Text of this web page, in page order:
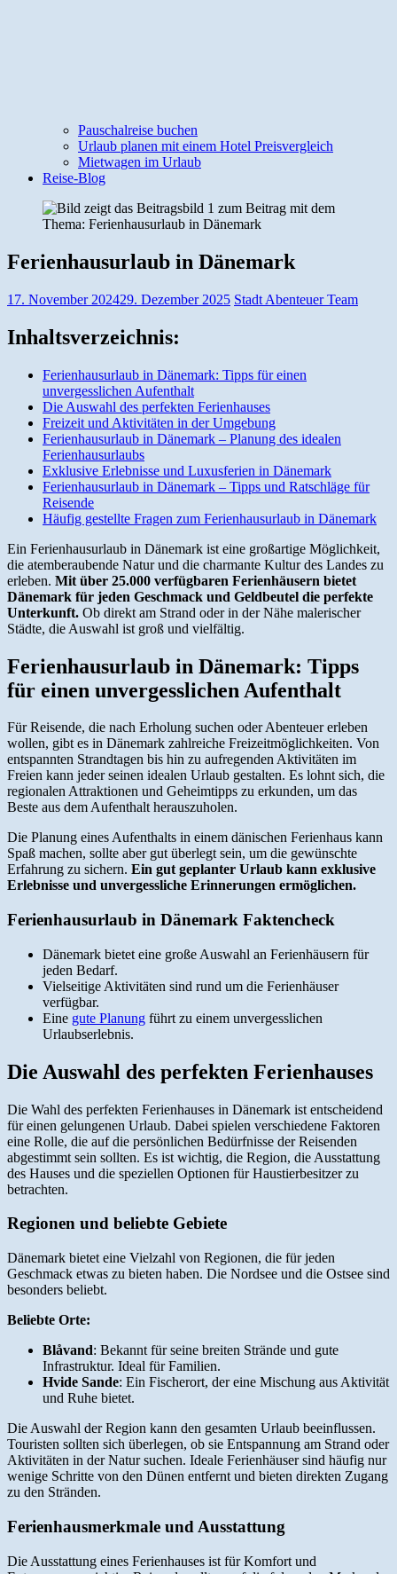
Pauschalreise buchen
Urlaub planen mit einem Hotel Preisvergleich
Mietwagen im Urlaub
Reise-Blog
Ferienhausurlaub in Dänemark
17. November 202429. Dezember 2025 Stadt Abenteuer Team
Inhaltsverzeichnis:
Ferienhausurlaub in Dänemark: Tipps für einen
unvergesslichen Aufenthalt
Die Auswahl des perfekten Ferienhauses
Freizeit und Aktivitäten in der Umgebung
Ferienhausurlaub in Dänemark – Planung des idealen
Ferienhausurlaubs
Exklusive Erlebnisse und Luxusferien in Dänemark
Ferienhausurlaub in Dänemark – Tipps und Ratschläge für
Reisende
Häufig gestellte Fragen zum Ferienhausurlaub in Dänemark
Ein Ferienhausurlaub in Dänemark ist eine großartige Möglichkeit,
die atemberaubende Natur und die charmante Kultur des Landes zu
erleben. Mit über 25.000 verfügbaren Ferienhäusern bietet
Dänemark für jeden Geschmack und Geldbeutel die perfekte
Unterkunft. Ob direkt am Strand oder in der Nähe malerischer
Städte, die Auswahl ist groß und vielfältig.
Ferienhausurlaub in Dänemark: Tipps
für einen unvergesslichen Aufenthalt
Für Reisende, die nach Erholung suchen oder Abenteuer erleben
wollen, gibt es in Dänemark zahlreiche Freizeitmöglichkeiten. Von
entspannten Strandtagen bis hin zu aufregenden Aktivitäten im
Freien kann jeder seinen idealen Urlaub gestalten. Es lohnt sich, die
regionalen Attraktionen und Geheimtipps zu erkunden, um das
Beste aus dem Aufenthalt herauszuholen.
Die Planung eines Aufenthalts in einem dänischen Ferienhaus kann
Spaß machen, sollte aber gut überlegt sein, um die gewünschte
Erfahrung zu sichern. Ein gut geplanter Urlaub kann exklusive
Erlebnisse und unvergessliche Erinnerungen ermöglichen.
Ferienhausurlaub in Dänemark Faktencheck
Dänemark bietet eine große Auswahl an Ferienhäusern für
jeden Bedarf.
Vielseitige Aktivitäten sind rund um die Ferienhäuser
verfügbar.
Eine gute Planung führt zu einem unvergesslichen
Urlaubserlebnis.
Die Auswahl des perfekten Ferienhauses
Die Wahl des perfekten Ferienhauses in Dänemark ist entscheidend
für einen gelungenen Urlaub. Dabei spielen verschiedene Faktoren
eine Rolle, die auf die persönlichen Bedürfnisse der Reisenden
abgestimmt sein sollten. Es ist wichtig, die Region, die Ausstattung
des Hauses und die speziellen Optionen für Haustierbesitzer zu
betrachten.
Regionen und beliebte Gebiete
Dänemark bietet eine Vielzahl von Regionen, die für jeden
Geschmack etwas zu bieten haben. Die Nordsee und die Ostsee sind
besonders beliebt.
Beliebte Orte:
Blåvand: Bekannt für seine breiten Strände und gute
Infrastruktur. Ideal für Familien.
Hvide Sande: Ein Fischerort, der eine Mischung aus Aktivität
und Ruhe bietet.
Die Auswahl der Region kann den gesamten Urlaub beeinflussen.
Touristen sollten sich überlegen, ob sie Entspannung am Strand oder
Aktivitäten in der Natur suchen. Ideale Ferienhäuser sind häufig nur
wenige Schritte von den Dünen entfernt und bieten direkten Zugang
zu den Stränden.
Ferienhausmerkmale und Ausstattung
Die Ausstattung eines Ferienhauses ist für Komfort und